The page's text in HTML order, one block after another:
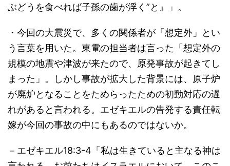
ぶどうを食べれば子孫の歯が浮く”と』」。
・今回の大震災で、多くの関係者が「想定外」とい
う言葉を用いた。東電の担当者は言った「想定外の
規模の地震や津波が来たので、原発事故が起きてし
まった」。しかし事故が拡大した背景には、原子炉
が廃炉となることをためらったための初動対応の遅
れがあると言われる。エゼキエルの告発する責任転
嫁が今回の事故の中にもあるのではないか。
－エゼキエル18:3-4「私は生きていると主なる神は